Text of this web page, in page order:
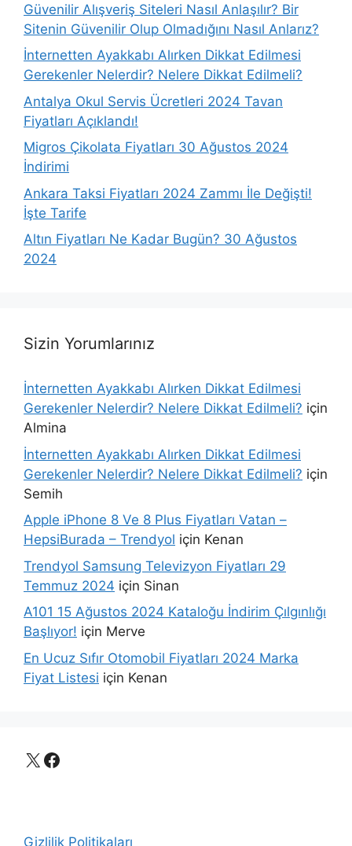
Güvenilir Alışveriş Siteleri Nasıl Anlaşılır? Bir
Sitenin Güvenilir Olup Olmadığını Nasıl Anlarız?
İnternetten Ayakkabı Alırken Dikkat Edilmesi
Gerekenler Nelerdir? Nelere Dikkat Edilmeli?
Antalya Okul Servis Ücretleri 2024 Tavan
Fiyatları Açıklandı!
Migros Çikolata Fiyatları 30 Ağustos 2024
İndirimi
Ankara Taksi Fiyatları 2024 Zammı İle Değişti!
İşte Tarife
Altın Fiyatları Ne Kadar Bugün? 30 Ağustos
2024
Sizin Yorumlarınız
İnternetten Ayakkabı Alırken Dikkat Edilmesi
Gerekenler Nelerdir? Nelere Dikkat Edilmeli? için
Almina
İnternetten Ayakkabı Alırken Dikkat Edilmesi
Gerekenler Nelerdir? Nelere Dikkat Edilmeli? için
Semih
Apple iPhone 8 Ve 8 Plus Fiyatları Vatan –
HepsiBurada – Trendyol için Kenan
Trendyol Samsung Televizyon Fiyatları 29
Temmuz 2024 için Sinan
A101 15 Ağustos 2024 Kataloğu İndirim Çılgınlığı
Başlıyor! için Merve
En Ucuz Sıfır Otomobil Fiyatları 2024 Marka
Fiyat Listesi için Kenan
X Facebook
Gizlilik Politikaları